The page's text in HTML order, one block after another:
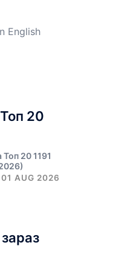
English
20
Топ 20 1191
01 AUG 2026